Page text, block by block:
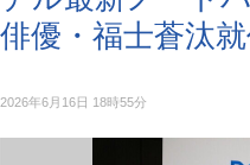
俳優・福士蒼汰
2026年6月16日 18時55分